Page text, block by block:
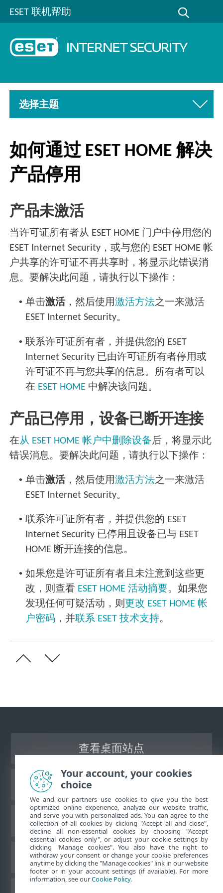
ESET 联机帮助
选择主题
如何通过 ESET HOME 解决
产品停用
产品未激活
当许可证所有者从 ESET HOME 门户中停用您的
ESET Internet Security，或与您的 ESET HOME 帐
户共享的许可证不再共享时，将显示此错误消
息。要解决此问题，请执行以下操作：
• 单击激活，然后使用激活方法之一来激活
ESET Internet Security。
• 联系许可证所有者，并提供您的 ESET
Internet Security 已由许可证所有者停用或
许可证不再与您共享的信息。所有者可以
在 ESET HOME 中解决该问题。
产品已停用，设备已断开连接
在从 ESET HOME 帐户中删除设备后，将显示此
错误消息。要解决此问题，请执行以下操作：
• 单击激活，然后使用激活方法之一来激活
ESET Internet Security。
• 联系许可证所有者，并提供您的 ESET
Internet Security 已停用且设备已与 ESET
HOME 断开连接的信息。
• 如果您是许可证所有者且未注意到这些更
改，则查看 ESET HOME 活动摘要。如果您
发现任何可疑活动，则 更改 ESET HOME 帐
户密码 ，并联系 ESET 技术支持。
查看桌面站点
ESET 知识库
ESET 论坛
区域支持
Your account, your cookies
choice
We and our partners use cookies to give you the best
optimized online experience, analyze our website traffic,
and serve you with personalized ads. You can agree to the
collection of all cookies by clicking "Accept all and close",
decline all non-essential cookies by choosing "Accept
essential cookies only", or adjust your cookie settings by
clicking "Manage cookies". You also have the right to
withdraw your consent or change your cookie preferences
anytime by clicking the "Manage cookies" link in our website
footer or in your account settings (if available). For more
information, see ourCookie Policy.